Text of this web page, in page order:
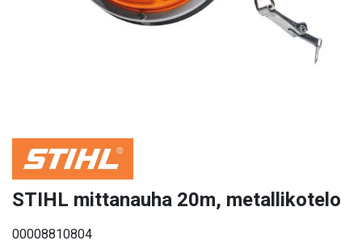
STIHL mittanauha 20m, metallikotelo
00008810804